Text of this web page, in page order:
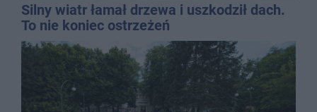
Silny wiatr łamał drzewa i uszkodził dach.
To nie koniec ostrzeżeń